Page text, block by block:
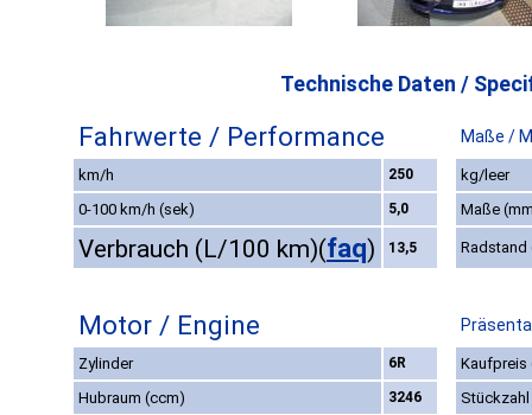
Technische Daten /
Fahrwerte / Performance Maße /
km/h 250
kg/leer
0-100 km/h (sek)
5,0 Maße
Verbrauch (L/100 km)(faq) 13,5 Radstand
Motor / Engine
Zylinder 6R
Kaufpreis
Hubraum (ccm)
3246
Stückzahl